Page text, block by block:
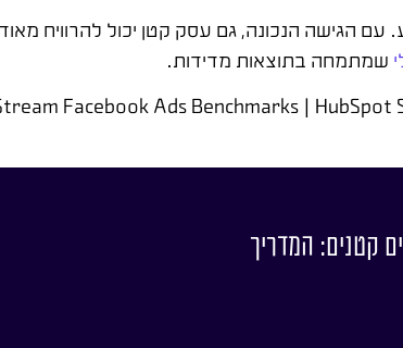
הגישה הנכונה, גם עסק קטן יכול להרוויח
שמתמחה בתוצאות מדידות.
Facebook Ads Benchmarks |
קטנים: המדריך